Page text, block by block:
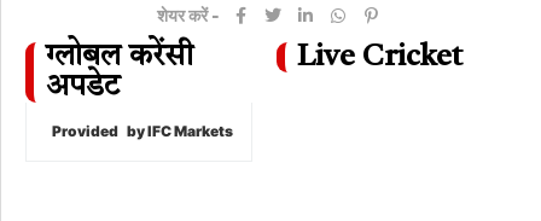
शेयर करें -
ग्लोबल करेंसी
अपडेट
Provided by IFC Markets
Live Cricket